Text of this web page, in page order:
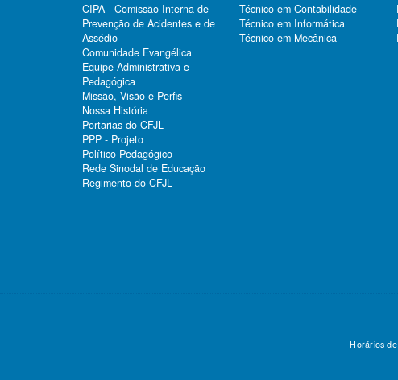
CIPA - Comissão Interna de
Prevenção de Acidentes e de
Assédio
Comunidade Evangélica
Equipe Administrativa e
Pedagógica
Missão, Visão e Perfis
Nossa História
Portarias do CFJL
PPP - Projeto
Político Pedagógico
Rede Sinodal de Educação
Regimento do CFJL
Técnico em Contabilidade
Técnico em Informática
Técnico em Mecânica
Horários